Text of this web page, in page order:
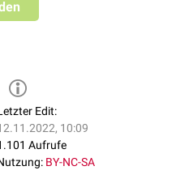
Edit:
10:09
Aufrufe
BY-NC-SA